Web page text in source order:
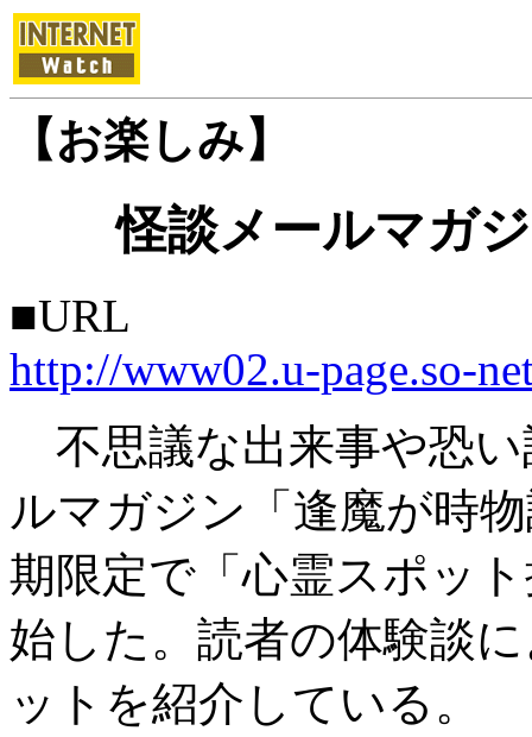
【お楽しみ】
怪談メールマガ
■URL
http://www02.u-page.so-
不思議な出来事や恐
ルマガジン「逢魔が時
期限定で「心霊スポッ
始した。読者の体験談
ットを紹介している。